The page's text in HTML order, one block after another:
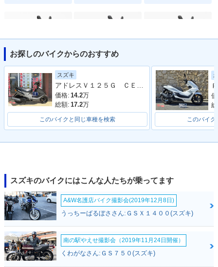
2012年 ADDRESS
V125S・カラーチェ
ンジ
仕様
2011年 ADDRESS
V125S・特別・限定
仕様
お探しのバイクからのおすすめ
スズキ
アドレスＶ１２５Ｇ ＣＥ４ＥＡ型 ２００９年モデル リアキャリア サイドスタンド センタースタンド シガーソケット
価格: 14.2万
総額: 17.2万
このバイクと同じ車種を検索 このバイク
スズキのバイクにはこんな人たちが乗ってます
A&W名護店バイク撮影会(2019年12月8日)
うっちーばるぼささん:ＧＳＸ１４００(スズキ)
南の駅やえせ撮影会（2019年11月24日開催）
くわがなさん:ＧＳ７５０(スズキ)